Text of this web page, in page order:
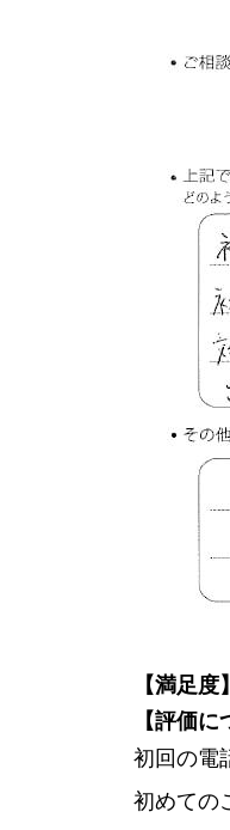
【満足度】
【評価に
初回の電
初めての